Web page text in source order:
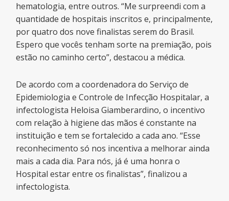
hematologia, entre outros. “Me surpreendi com a
quantidade de hospitais inscritos e, principalmente,
por quatro dos nove finalistas serem do Brasil.
Espero que vocês tenham sorte na premiação, pois
estão no caminho certo”, destacou a médica.
De acordo com a coordenadora do Serviço de
Epidemiologia e Controle de Infecção Hospitalar, a
infectologista Heloisa Giamberardino, o incentivo
com relação à higiene das mãos é constante na
instituição e tem se fortalecido a cada ano. “Esse
reconhecimento só nos incentiva a melhorar ainda
mais a cada dia. Para nós, já é uma honra o
Hospital estar entre os finalistas”, finalizou a
infectologista.